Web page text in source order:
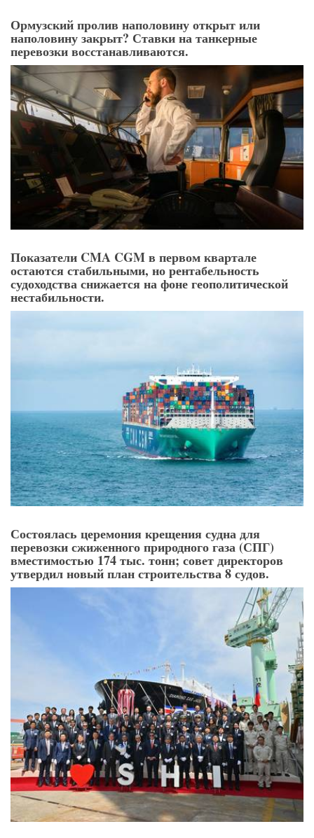
Ормузский пролив наполовину открыт или
наполовину закрыт? Ставки на танкерные
перевозки восстанавливаются.
Показатели CMA CGM в первом квартале
остаются стабильными, но рентабельность
судоходства снижается на фоне геополитической
нестабильности.
Состоялась церемония крещения судна для
перевозки сжиженного природного газа (СПГ)
вместимостью 174 тыс. тонн; совет директоров
утвердил новый план строительства 8 судов.